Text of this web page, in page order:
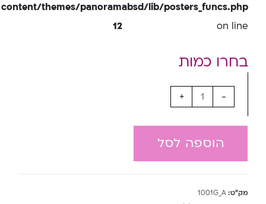
content/themes/panoramabsd/lib/posters_funcs.php
on line
12
-
+
הוספה לסל
מק"ט: 1001G_A